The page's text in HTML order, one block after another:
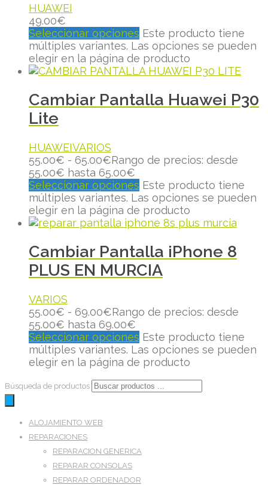
HUAWEI
49.00€
Seleccionar opciones Este producto tiene
múltiples variantes. Las opciones se pueden
elegir en la página de producto
Cambiar Pantalla Huawei P30
Lite
HUAWEIVARIOS
55.00€ - 65.00€Rango de precios: desde
55.00€ hasta 65.00€
Seleccionar opciones Este producto tiene
múltiples variantes. Las opciones se pueden
elegir en la página de producto
Cambiar Pantalla iPhone 8
PLUS EN MURCIA
VARIOS
55.00€ - 69.00€Rango de precios: desde
55.00€ hasta 69.00€
Seleccionar opciones Este producto tiene
múltiples variantes. Las opciones se pueden
elegir en la página de producto
Búsqueda de productos
ALOJAMIENTO WEB
REPARACIONES
REPARACION GENERICA
REPARAR CONSOLAS
REPARAR ORDENADOR